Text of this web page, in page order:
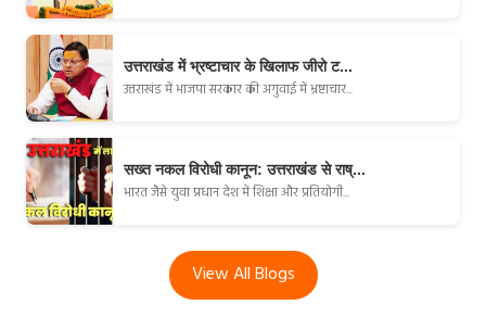
उत्तराखंड में भ्रष्टाचार के खिलाफ जीरो ट...
उत्तराखंड में भाजपा सरकार की अगुवाई में भ्रष्टाचार...
सख्त नकल विरोधी कानून: उत्तराखंड से राष्...
भारत जैसे युवा प्रधान देश में शिक्षा और प्रतियोगी...
View All Blogs